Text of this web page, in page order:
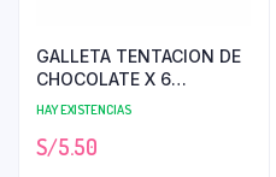
GALLETA TENTACION DE
CHOCOLATE X 6
UNIDADES
HAY EXISTENCIAS
S/5.50